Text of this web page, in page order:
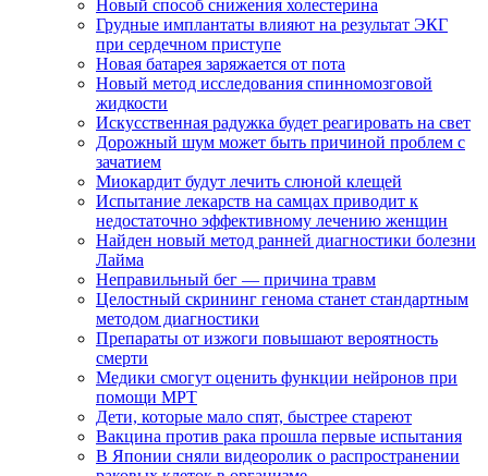
Новый способ снижения холестерина
Грудные имплантаты влияют на результат ЭКГ
при сердечном приступе
Новая батарея заряжается от пота
Новый метод исследования спинномозговой
жидкости
Искусственная радужка будет реагировать на свет
Дорожный шум может быть причиной проблем с
зачатием
Миокардит будут лечить слюной клещей
Испытание лекарств на самцах приводит к
недостаточно эффективному лечению женщин
Найден новый метод ранней диагностики болезни
Лайма
Неправильный бег — причина травм
Целостный скрининг генома станет стандартным
методом диагностики
Препараты от изжоги повышают вероятность
смерти
Медики смогут оценить функции нейронов при
помощи МРТ
Дети, которые мало спят, быстрее стареют
Вакцина против рака прошла первые испытания
В Японии сняли видеоролик о распространении